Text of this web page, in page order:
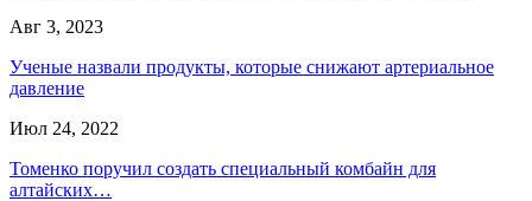
Авг 3, 2023
Ученые назвали продукты, которые снижают артериальное
давление
Июл 24, 2022
Томенко поручил создать специальный комбайн для
алтайских…